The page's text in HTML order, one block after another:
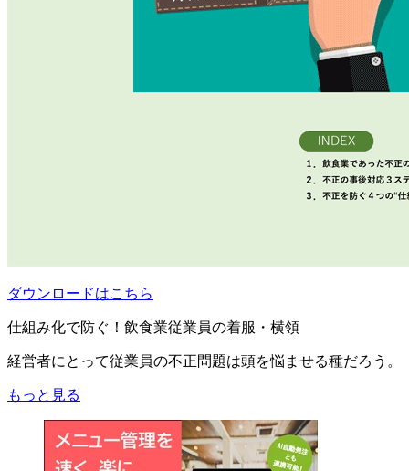
ダウンロードはこちら
仕組み化で防ぐ！飲食業従業員の着服・横領
経営者にとって従業員の不正問題は頭を悩ませる種だろう。
もっと見る